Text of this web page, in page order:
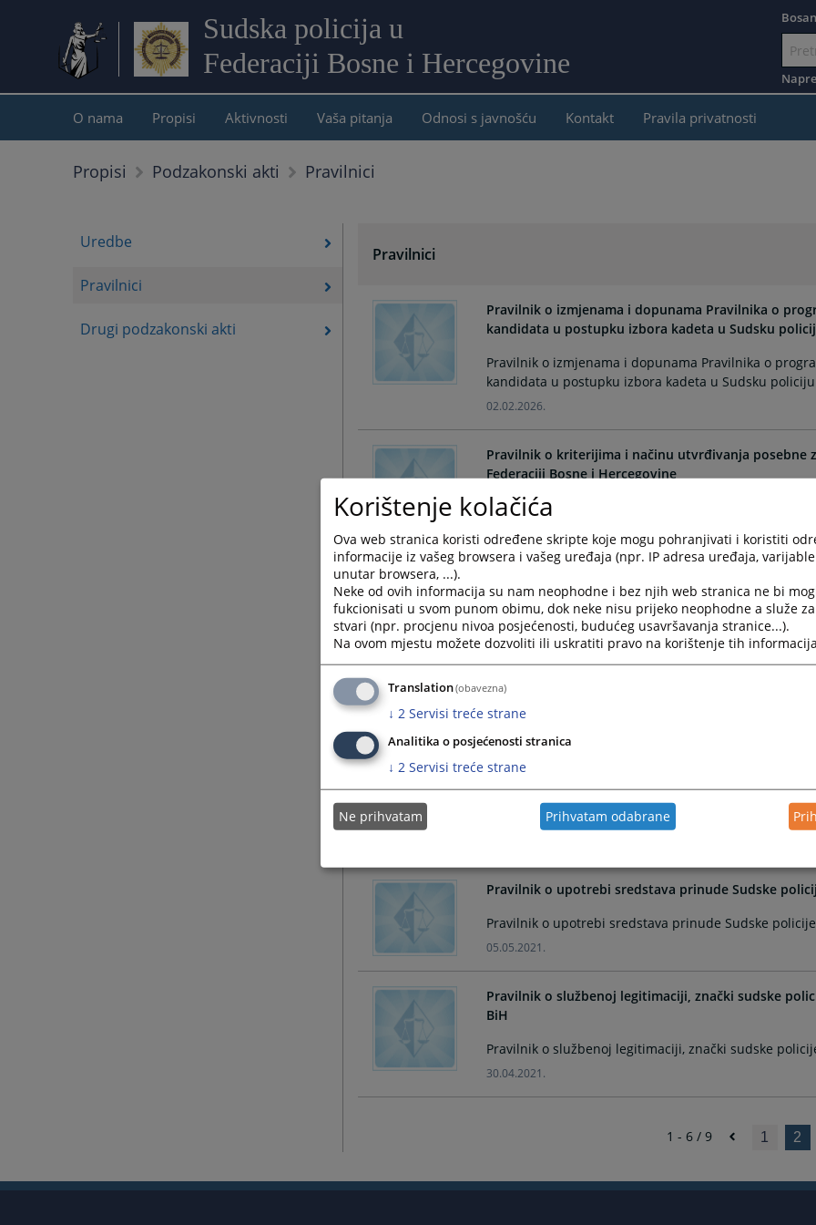
Sudska policija u
Federaciji Bosne i Hercegovine
sadržaj
O nama Propisi Aktivnosti Vaša pitanja Odnosi s javnošću Kontakt Pravila privatnosti
Propisi Podzakonski akti Pravilnici
Uredbe
Pravilnici
Drugi podzakonski akti
Pravilnici
Pravilnik o izmjenama i dopunama Pravilnika o
kandidata u postupku izbora kadeta u Sudsku
Pravilnik o izmjenama i dopunama Pravilnika o
kandidata u postupku izbora kadeta u Sudsku
02.02.2026.
Pravilnik o kriterijima i načinu utvrđivanja posebne
Federaciji Bosne i Hercegovine
Pravilnik o kriterijima i načinu utvrđivanja posebne
02.08.2022.
Pravilnik o izgledu i nošenju uniforme i službenim
Hercegovine
Pravilnik o izgledu i nošenju uniforme i službenim
Hercegovine
20.07.2022.
Pravilnik o programu, kriterijima i sadržaju
Sudsku policiju u Federaciji Bosne i Hercegovine
Pravilnik o programu, kriterijima i sadržaju
Sudsku policiju u Federaciji Bosne i Hercegovine
Pravilnik o upotrebi sredstava prinude Sudske
Pravilnik o upotrebi sredstava prinude Sudske
05.05.2021.
Pravilnik o službenoj legitimaciji, znački sudske
BiH
Pravilnik o službenoj legitimaciji, znački sudske
30.04.2021.
1 - 6 / 9 1 2
Korištenje kolačića
Ova web stranica koristi određene skripte koje mogu pohranjivati i koristiti
informacije iz vašeg browsera i vašeg uređaja (npr. IP adresa uređaja,
unutar browsera, ...).
Neke od ovih informacija su nam neophodne i bez njih web stranica ne bi
fukcionisati u svom punom obimu, dok neke nisu prijeko neophodne a služe
stvari (npr. procjenu nivoa posjećenosti, budućeg usavršavanja stranice...).
Na ovom mjestu možete dozvoliti ili uskratiti pravo na korištenje tih
Translation(obavezna)
↓ 2 Servisi treće strane
Analitika o posjećenosti stranica
↓ 2 Servisi treće strane
Ne prihvatam Prihvatam odabrane